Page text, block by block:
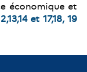
économique et
et 17,18, 19